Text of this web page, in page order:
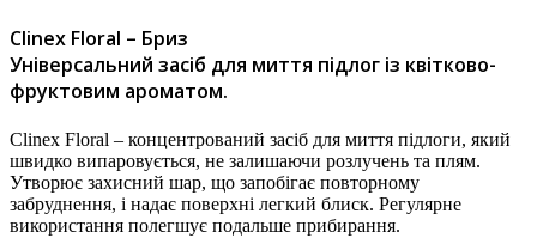
Clinex Floral – Бриз
Універсальний засіб для миття підлог із квітково-
фруктовим ароматом.
Clinex Floral – концентрований засіб для миття підлоги, який
швидко випаровується, не залишаючи розлучень та плям.
Утворює захисний шар, що запобігає повторному
забруднення, і надає поверхні легкий блиск. Регулярне
використання полегшує подальше прибирання.